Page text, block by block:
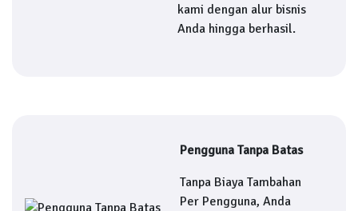
kami dengan alur bisnis
Anda hingga berhasil.
Pengguna Tanpa Batas
Tanpa Biaya Tambahan
Per Pengguna, Anda